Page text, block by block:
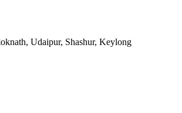
Udaipur, Shashur, Keylong